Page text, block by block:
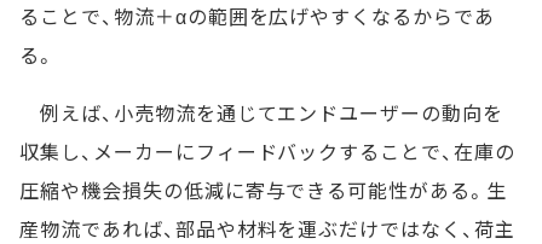
ることで、物流＋αの範囲を広げやすくなるからであ
る。
例えば、小売物流を通じてエンドユーザーの動向を
収集し、メーカーにフィードバックすることで、在庫の
圧縮や機会損失の低減に寄与できる可能性がある。生
産物流であれば、部品や材料を運ぶだけではなく、荷主